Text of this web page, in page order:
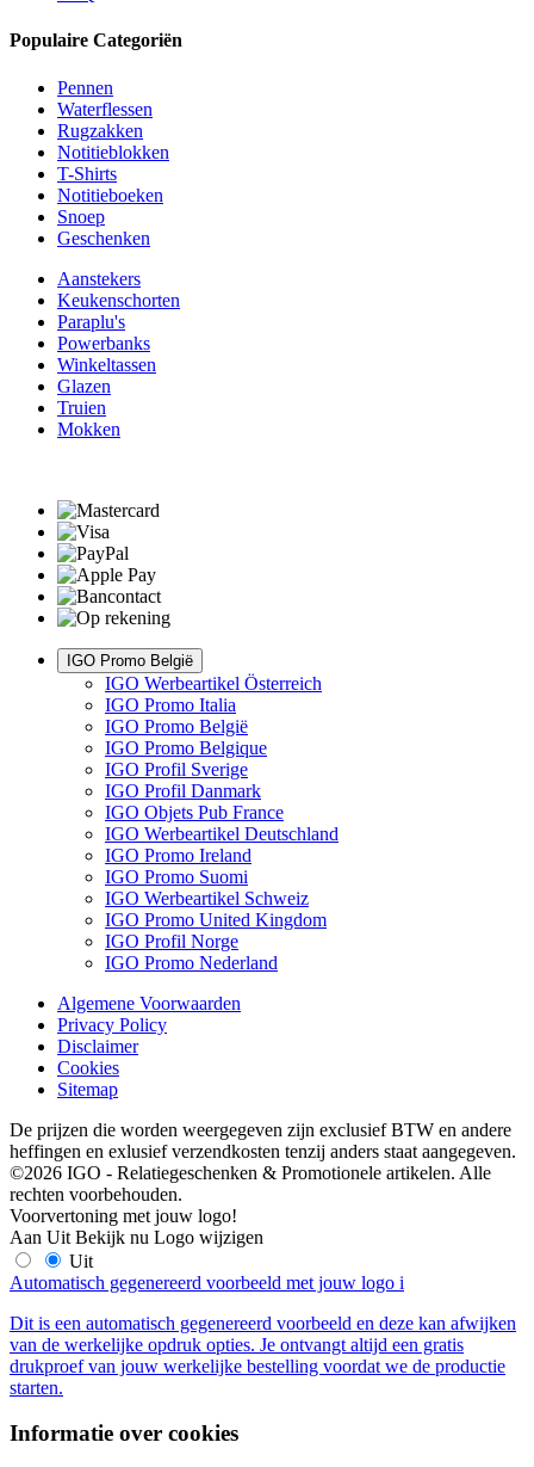
Populaire Categoriën
Pennen
Waterflessen
Rugzakken
Notitieblokken
T-Shirts
Notitieboeken
Snoep
Geschenken
Aanstekers
Keukenschorten
Paraplu's
Powerbanks
Winkeltassen
Glazen
Truien
Mokken
IGO Promo België
IGO Werbeartikel Österreich
IGO Promo Italia
IGO Promo België
IGO Promo Belgique
IGO Profil Sverige
IGO Profil Danmark
IGO Objets Pub France
IGO Werbeartikel Deutschland
IGO Promo Ireland
IGO Promo Suomi
IGO Werbeartikel Schweiz
IGO Promo United Kingdom
IGO Profil Norge
IGO Promo Nederland
Algemene Voorwaarden
Privacy Policy
Disclaimer
Cookies
Sitemap
De prijzen die worden weergegeven zijn exclusief BTW en andere
heffingen en exlusief verzendkosten tenzij anders staat aangegeven.
©2026 IGO - Relatiegeschenken & Promotionele artikelen. Alle
rechten voorbehouden.
Voorvertoning met jouw logo!
Aan Uit Bekijk nu Logo wijzigen
Uit
Automatisch gegenereerd voorbeeld met jouw logo i
Dit is een automatisch gegenereerd voorbeeld en deze kan afwijken
van de werkelijke opdruk opties. Je ontvangt altijd een gratis
drukproef van jouw werkelijke bestelling voordat we de productie
starten.
Informatie over cookies